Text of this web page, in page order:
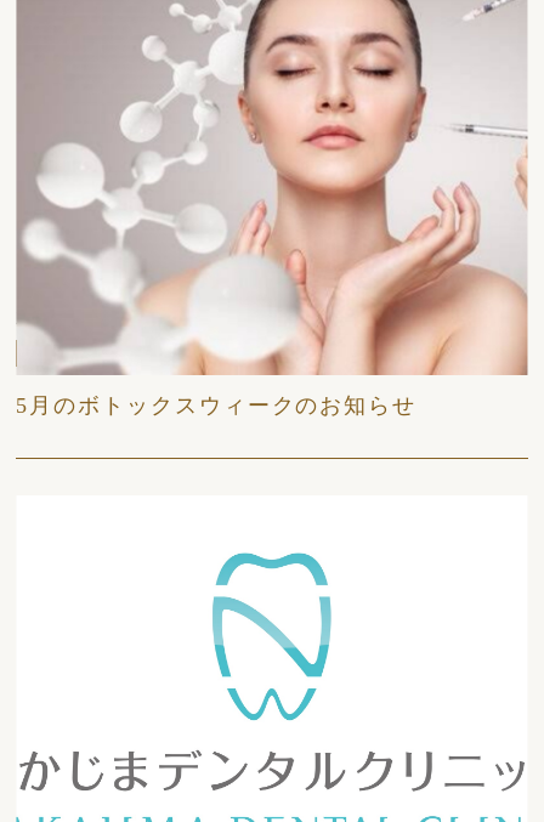
2026/05/23
日々
5月のボトックスウィークのお知らせ